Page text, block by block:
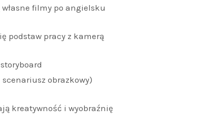
własne filmy po angielsku
podstaw pracy z kamerą
obrazkowy)
kreatywność i wyobraźnię